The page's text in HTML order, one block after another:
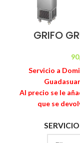
GRIFO
Servicio a
Al precio se le
que se